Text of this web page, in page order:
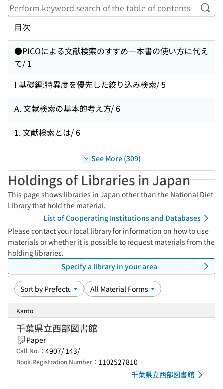
目次
●PICOによる文献検索のすすめ―本書の使い方に代え
て/ 1
I 基礎編:特異度を優先した絞り込み検索/ 5
A. 文献検索の基本的考え方/ 6
1. 文献検索とは/ 6
See More (309)
Holdings of Libraries in Japan
This page shows libraries in Japan other than the National Diet
Library that hold the material.
List of Cooperating Institutions and Databases
Please contact your local library for information on how to use
materials or whether it is possible to request materials from the
holding libraries.
Specify a library in your area
Kanto
千葉県立西部図書館
Paper
Call No.： 4907/ 143/
Book Registration Number： 1102527810
千葉県立西部図書館